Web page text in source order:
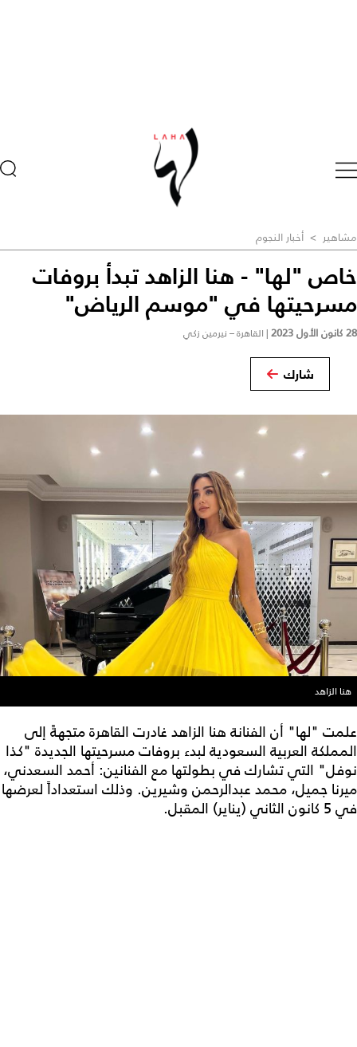
مشاهير > أخبار النجوم
خاص "لها" - هنا الزاهد تبدأ بروفات
مسرحيتها في "موسم الرياض"
28 كانون الأول 2023 | القاهرة – نيرمين زكي
شارك
هنا الزاهد
علمت "لها" أن الفنانة هنا الزاهد غادرت القاهرة متجهةً إلى
المملكة العربية السعودية لبدء بروفات مسرحيتها الجديدة "كذا
نوفل" التي تشارك في بطولتها مع الفنانين: أحمد السعدني،
ميرنا جميل، محمد عبدالرحمن وشيرين. وذلك استعداداً لعرضها
في 5 كانون الثاني (يناير) المقبل.